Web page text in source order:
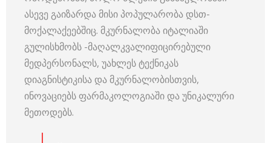
ასევე გაიზარდა მისი პოპულარობა დსთ-
მოქალაქეებშიც. მკურნალობა იტალიაში
გულისხმობს -მაღალკვალიფიცირებული
მედპერსონალს, უახლეს ტექნიკას
დიაგნისტიკისა და მკურნალობისთვის,
ინოვაციებს ფარმაკოლოგიაში და უნიკალური
მეთოდებს.